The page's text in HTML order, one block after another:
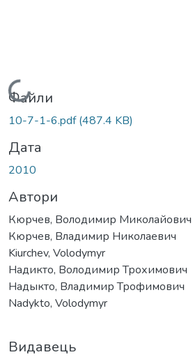
Вантажиться...
Файли
10-7-1-6.pdf(487.4 KB)
Дата
2010
Автори
Кюрчев, Володимир Миколайович
Кюрчев, Владимир Николаевич
Kiurchev, Volodymyr
Надикто, Володимир Трохимович
Надыкто, Владимир Трофимович
Nadykto, Volodymyr
Видавець